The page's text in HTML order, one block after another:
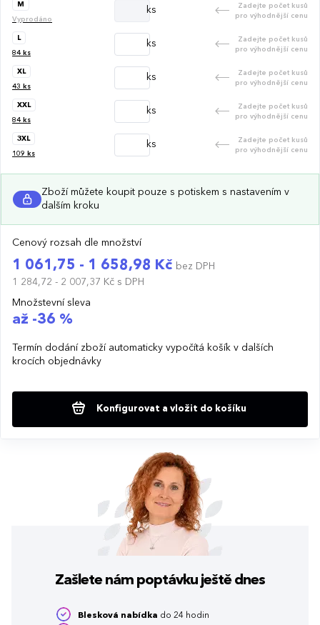
M
Vyprodáno
ks
Zadejte počet kusů
pro výhodnější cenu
L
84ks
ks
Zadejte počet kusů
pro výhodnější cenu
XL
43 ks
ks
Zadejte počet kusů
pro výhodnější cenu
XXL
84ks
ks
Zadejte počet kusů
pro výhodnější cenu
3XL
109 ks
ks
Zadejte počet kusů
pro výhodnější cenu
Zboží můžete koupit pouze s potiskem s nastavením v
dalším kroku
Cenový rozsah dle množství
1 061,75 - 1 658,98 Kč bez DPH
1 284,72 - 2 007,37 Kč s DPH
Množstevní sleva
až -36 %
Termín dodání zboží automaticky vypočítá košík v dalších
krocích objednávky
Konfigurovat a vložit do košíku
Zašlete nám poptávku ještě dnes
Blesková nabídka do 24 hodin